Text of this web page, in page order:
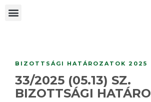
BIZOTTSÁGI HATÁROZATOK 2025
33/2025 (05.13) SZ.
BIZOTTSÁGI